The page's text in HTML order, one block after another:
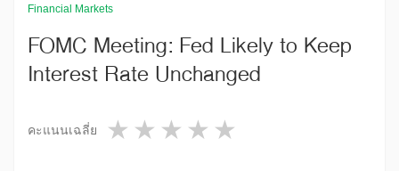
Financial Markets
FOMC Meeting: Fed Likely to Keep
Interest Rate Unchanged
คะแนนเฉลี่ย 4 stars
3 stars
2 stars
1 star